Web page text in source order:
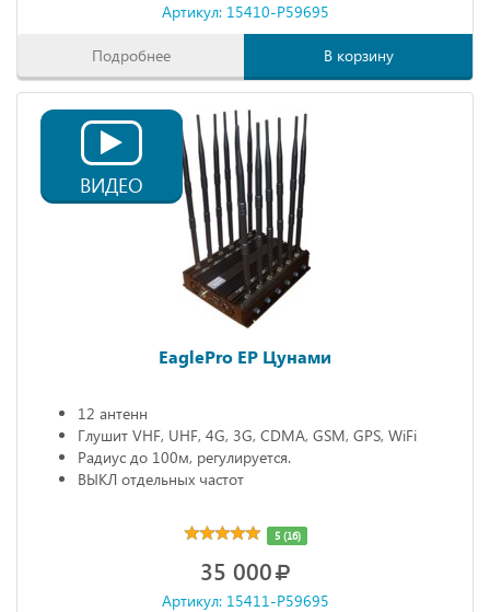
Артикул: 15410-P59695
Подробнее В корзину
ВИДЕО
EaglePro EP Цунами
12 антенн
Глушит VHF, UHF, 4G, 3G, CDMA, GSM, GPS, WiFi
Радиус до 100м, регулируется.
ВЫКЛ отдельных частот
5 (16)
35 000
Артикул: 15411-P59695